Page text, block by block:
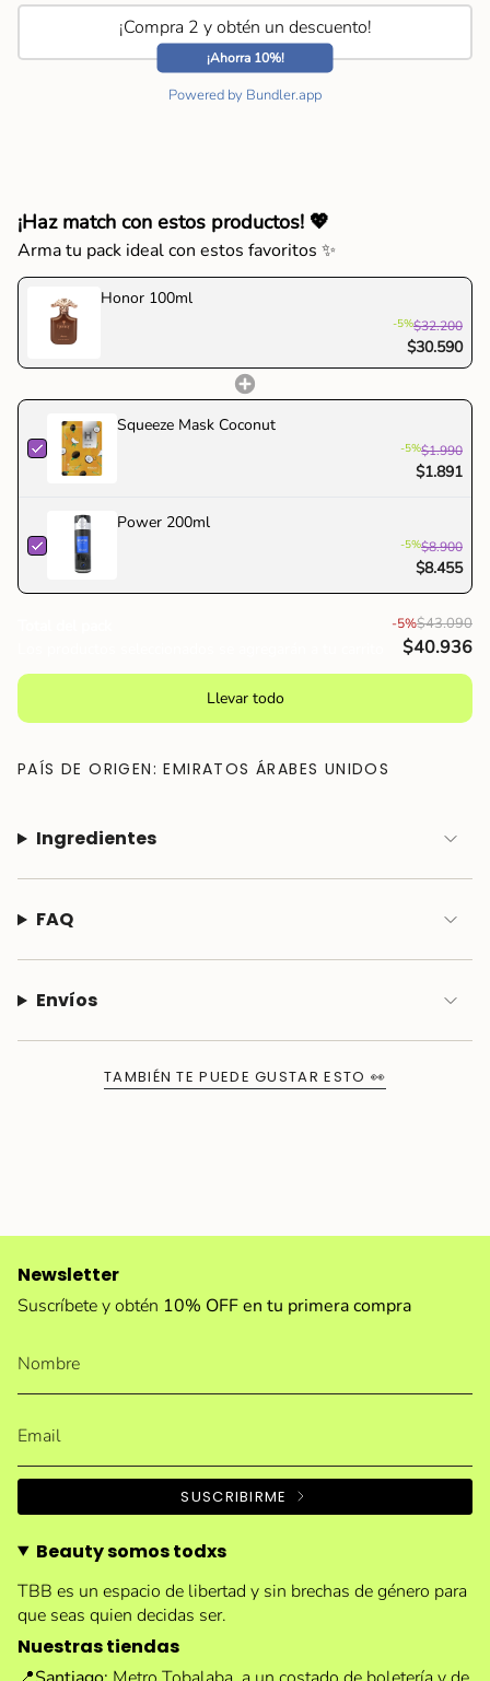
¿Cuándo usarla?
Perfecta para ocasiones especiales, ceremonias o para
destacar con un aroma de porte distinguido.
quantity
}}",
"minimum_of"=>"Mínimo
de
quantity
}}",
de
quantity
¡Compra 2 y obtén un descuento!
¡Ahorra 10%!
Powered by Bundler.app
¡Haz match con estos productos! 💖
Arma tu pack ideal con estos favoritos ✨
Honor 100ml
-5%$32.200
$30.590
Squeeze Mask Coconut
-5%$1.990
$1.891
Power 200ml
-5%$8.900
$8.455
-5%$43.090
$40.936
Llevar todo
PAÍS DE ORIGEN: EMIRATOS ÁRABES UNIDOS
Ingredientes
FAQ
Envíos
TAMBIÉN TE PUEDE GUSTAR ESTO 👀
Newsletter
Suscríbete y obtén 10% OFF en tu primera compra
SUSCRIBIRME
Beauty somos todxs
TBB es un espacio de libertad y sin brechas de género para
que seas quien decidas ser.
Nuestras tiendas